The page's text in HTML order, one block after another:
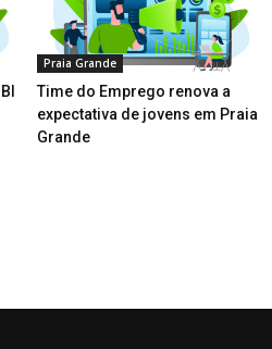
Praia Grande
Time do Emprego renova a
expectativa de jovens em Praia
Grande